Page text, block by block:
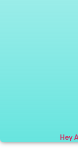
Hey